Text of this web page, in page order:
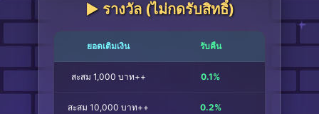
▶︎ รางวัล (ไม่กดรับสิทธิ์)
ยอดเติมเงิน รับคืน
สะสม 1,000 บาท++ 0.1%
สะสม 10,000 บาท++ 0.2%